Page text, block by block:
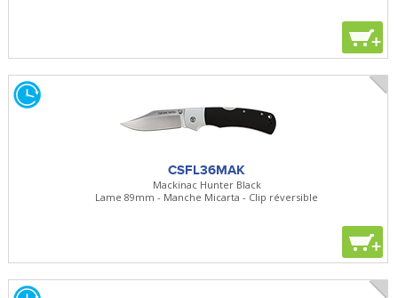
+
CSFL36MAK
Mackinac Hunter Black
Lame 89mm - Manche Micarta - Clip réversible
+